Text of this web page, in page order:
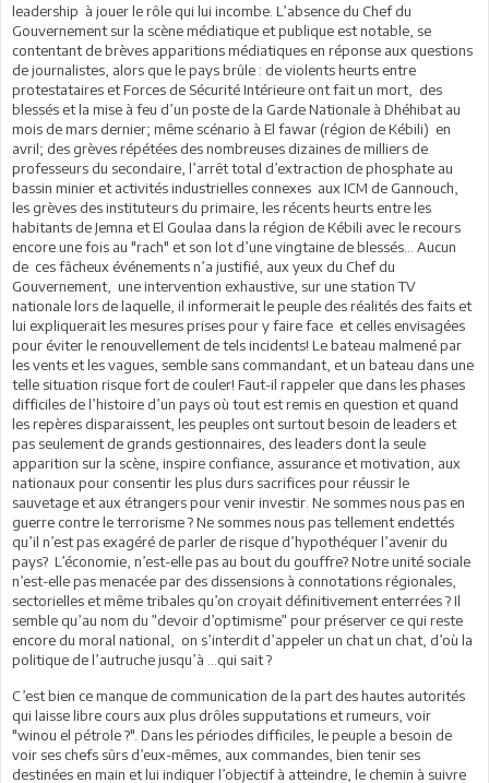
leadership à jouer le rôle qui lui incombe. L’absence du Chef du
Gouvernement sur la scène médiatique et publique est notable, se
contentant de brèves apparitions médiatiques en réponse aux questions
de journalistes, alors que le pays brûle : de violents heurts entre
protestataires et Forces de Sécurité Intérieure ont fait un mort, des
blessés et la mise à feu d’un poste de la Garde Nationale à Dhéhibat au
mois de mars dernier; même scénario à El fawar (région de Kébili) en
avril; des grèves répétées des nombreuses dizaines de milliers de
professeurs du secondaire, l’arrêt total d’extraction de phosphate au
bassin minier et activités industrielles connexes aux ICM de Gannouch,
les grèves des instituteurs du primaire, les récents heurts entre les
habitants de Jemna et El Goulaa dans la région de Kébili avec le recours
encore une fois au "rach" et son lot d’une vingtaine de blessés… Aucun
de ces fâcheux événements n’a justifié, aux yeux du Chef du
Gouvernement, une intervention exhaustive, sur une station TV
nationale lors de laquelle, il informerait le peuple des réalités des faits et
lui expliquerait les mesures prises pour y faire face et celles envisagées
pour éviter le renouvellement de tels incidents! Le bateau malmené par
les vents et les vagues, semble sans commandant, et un bateau dans une
telle situation risque fort de couler! Faut-il rappeler que dans les phases
difficiles de l’histoire d’un pays où tout est remis en question et quand
les repères disparaissent, les peuples ont surtout besoin de leaders et
pas seulement de grands gestionnaires, des leaders dont la seule
apparition sur la scène, inspire confiance, assurance et motivation, aux
nationaux pour consentir les plus durs sacrifices pour réussir le
sauvetage et aux étrangers pour venir investir. Ne sommes nous pas en
guerre contre le terrorisme ? Ne sommes nous pas tellement endettés
qu’il n’est pas exagéré de parler de risque d’hypothéquer l’avenir du
pays? L’économie, n’est-elle pas au bout du gouffre? Notre unité sociale
n’est-elle pas menacée par des dissensions à connotations régionales,
sectorielles et même tribales qu’on croyait définitivement enterrées ? Il
semble qu’au nom du ʺdevoir d’optimismeʺ pour préserver ce qui reste
encore du moral national, on s’interdit d’appeler un chat un chat, d’où la
politique de l’autruche jusqu’à ...qui sait ?
C’est bien ce manque de communication de la part des hautes autorités
qui laisse libre cours aux plus drôles supputations et rumeurs, voir
"winou el pétrole ?". Dans les périodes difficiles, le peuple a besoin de
voir ses chefs sûrs d’eux-mêmes, aux commandes, bien tenir ses
destinées en main et lui indiquer l’objectif à atteindre, le chemin à suivre